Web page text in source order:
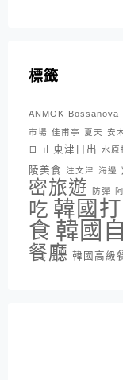
標籤
ANMOK Bossanova
市場 佳甫亭 夏天 安
日
正東津日出 水原
陵美食 注文津 海邊
密旅遊
防彈
吃 韓國
食 韓國
餐廳 韓國高級